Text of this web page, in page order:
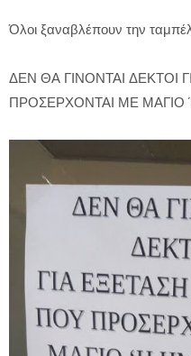
Όλοι ξαναβλέπουν την
ΔΕΝ ΘΑ ΓΙΝΟΝΤΑΙ ΔΕΚΤΟΙ
ΠΡΟΣΕΡΧΟΝΤΑΙ ΜΕ ΜΑΓΙΟ